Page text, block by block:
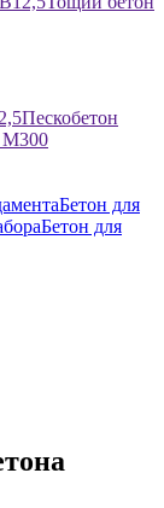
Пескобетон
М300
Бетон для
Бетон для